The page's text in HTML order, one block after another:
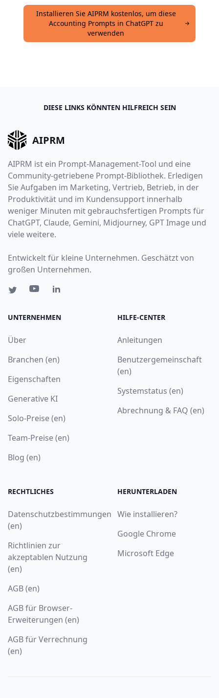
Installieren Sie AIPRM kostenlos, um diese
Accounting Prompts in ChatGPT zu
verwenden
DIESE LINKS KÖNNTEN HILFREICH SEIN
AIPRM
AIPRM ist ein Prompt-Management-Tool und eine
Community-getriebene Prompt-Bibliothek. Erledigen
Sie Aufgaben im Marketing, Vertrieb, Betrieb, in der
Produktivität und im Kundensupport innerhalb
weniger Minuten mit gebrauchsfertigen Prompts für
ChatGPT, Claude, Gemini, Midjourney, GPT Image und
viele weitere.
Entwickelt für kleine Unternehmen. Geschätzt von
großen Unternehmen.
UNTERNEHMEN
Über
Branchen (en)
Eigenschaften
Generative KI
Solo-Preise (en)
Team-Preise (en)
Blog (en)
HILFE-CENTER
Anleitungen
Benutzergemeinschaft
(en)
Systemstatus (en)
Abrechnung & FAQ (en)
RECHTLICHES
Datenschutzbestimmungen
(en)
Richtlinien zur
akzeptablen Nutzung
(en)
AGB (en)
AGB für Browser-
Erweiterungen (en)
AGB für Verrechnung
(en)
HERUNTERLADEN
Wie installieren?
Google Chrome
Microsoft Edge